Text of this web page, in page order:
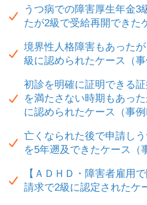
うつ病での障害厚生年金3
たが2級で受給再開できた
境界性人格障害もあった
級に認められたケース（
初診を明確に証明できる
を満たさない時期もあっ
に認められたケース（事
亡くなられた後で申請し
を5年遡及できたケース（
【ＡＤＨＤ・障害者雇用
請求で2級に認定されたケ